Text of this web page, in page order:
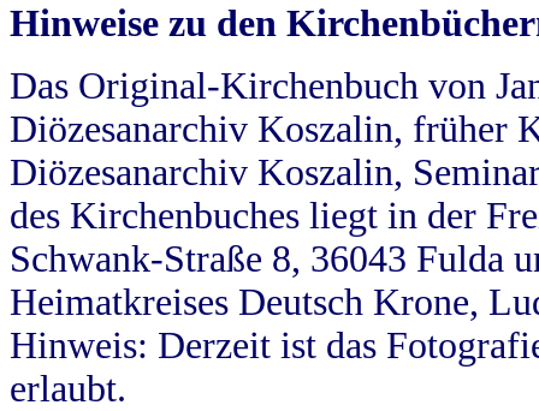
Hinweise zu den
Das Original-Kirchenbuch von
Diözesanarchiv Koszalin, früher
Diözesanarchiv Koszalin,
des Kirchenbuches liegt in der
Schwank-Straße 8, 36043 Fulda
Heimatkreises Deutsch Krone,
Hinweis: Derzeit ist das
erlaubt.